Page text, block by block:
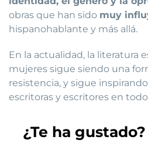
obras que han sido muy
hispanohablante y más allá.
En la actualidad, la literatura
mujeres sigue siendo una
resistencia, y sigue
escritoras y escritores en
¿Te ha